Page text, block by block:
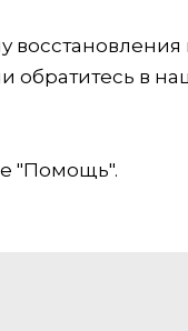
восстановления
обратитесь в
"Помощь".